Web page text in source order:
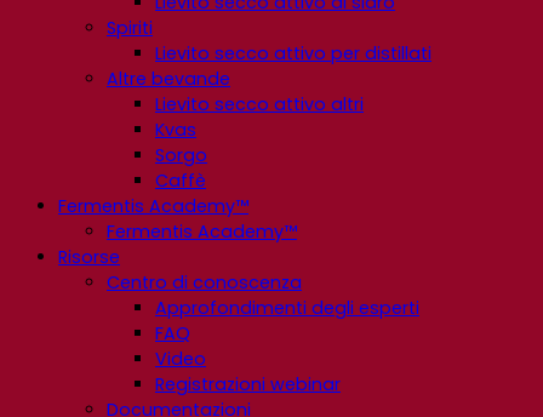
Spiriti
Lievito secco attivo per distillati
Altre bevande
Lievito secco attivo altri
Kvas
Sorgo
Caffè
Fermentis Academy™
Fermentis Academy™
Risorse
Centro di conoscenza
Approfondimenti degli esperti
FAQ
Video
Registrazioni webinar
Documentazioni